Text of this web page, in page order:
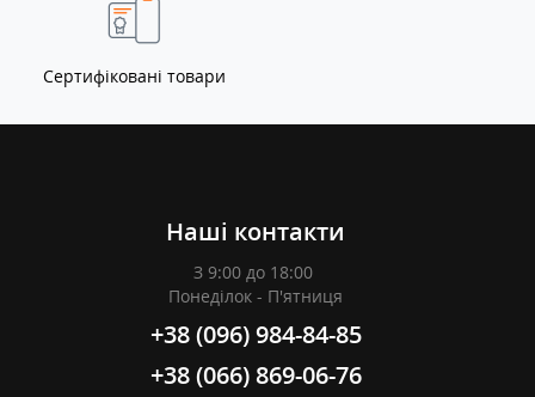
Сертифіковані товари
Наші контакти
З 9:00 до 18:00
Понеділок - П'ятниця
+38 (096) 984-84-85
+38 (066) 869-06-76